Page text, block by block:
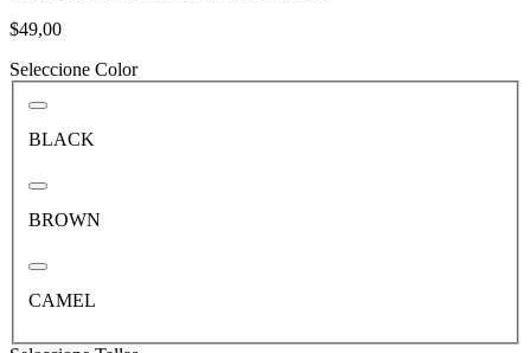
$49,00
Seleccione Color
BLACK
BROWN
CAMEL